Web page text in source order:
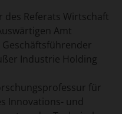
des Referats Wirtschaft
Amt
Geschäftsführender
Industrie Holding
für
Innovations- und